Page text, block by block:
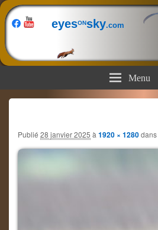
eyesONsky.com
Menu
Publié 28 janvier 2025 à 1920 × 1280dans